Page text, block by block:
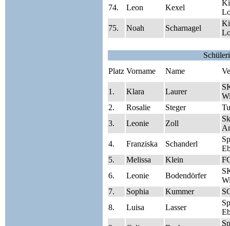
74.
Leon Kexel
75.
Noah Scharnagel
Platz Vorname Name
1. Klara Laurer
2.
Rosalie Steger
3.
Leonie Zoll
4.
Franziska Schanderl
5.
Melissa Klein
6.
Leonie Bodendörfer
7.
Sophia Kummer
8.
Luisa Lasser